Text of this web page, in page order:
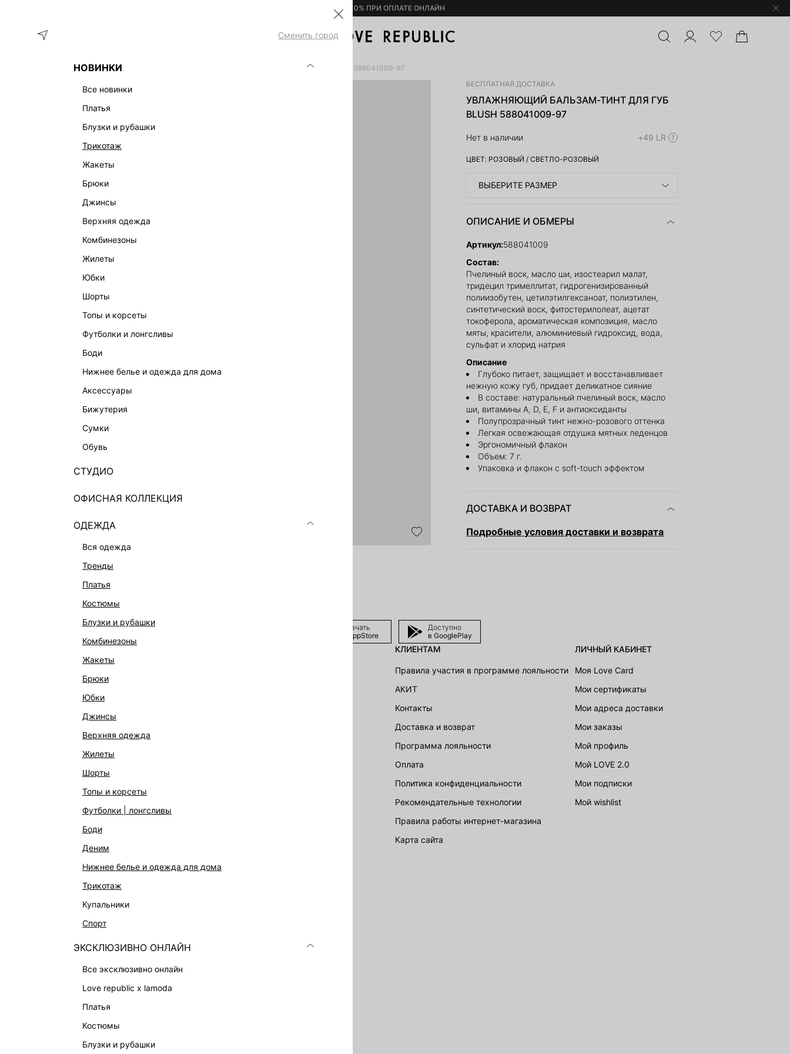
– 10% ПРИ ОПЛАТЕ ОНЛАЙН
Сменить город
НОВИНКИ
все новинки
платья
блузки и рубашки
трикотаж
жакеты
брюки
джинсы
верхняя одежда
комбинезоны
жилеты
юбки
шорты
топы и корсеты
футболки и лонгсливы
боди
нижнее белье и одежда для дома
аксессуары
бижутерия
сумки
обувь
СТУДИО
ОФИСНАЯ КОЛЛЕКЦИЯ
ОДЕЖДА
вся одежда
тренды
платья
костюмы
блузки и рубашки
комбинезоны
жакеты
брюки
юбки
джинсы
верхняя одежда
жилеты
шорты
топы и корсеты
футболки | лонгсливы
боди
деним
нижнее белье и одежда для дома
трикотаж
купальники
спорт
ЭКСКЛЮЗИВНО ОНЛАЙН
все эксклюзивно онлайн
love republic x lamoda
платья
костюмы
блузки и рубашки
ОДЕЖДА
УВЛАЖНЯЮЩИЙ БАЛЬЗАМ-ТИНТ ДЛЯ ГУБ BLUSH 588041009-97
БЕСПЛАТНАЯ ДОСТАВКА
УВЛАЖНЯЮЩИЙ БАЛЬЗАМ-ТИНТ ДЛЯ ГУБ
BLUSH 588041009-97
Нет в наличии +49 LR
ЦВЕТ: РОЗОВЫЙ /СВЕТЛО-РОЗОВЫЙ
ВЫБЕРИТЕ РАЗМЕР
ОПИСАНИЕ И ОБМЕРЫ
Артикул:588041009
Состав:
Пчелиный воск, масло ши, изостеарил малат,
тридецил тримеллитат, гидрогенизированный
полиизобутен, цетилэтилгексаноат, полиэтилен,
синтетический воск, фитостерилолеат, ацетат
токоферола, ароматическая композиция, масло
мяты, красители, алюминиевый гидроксид, вода,
сульфат и хлорид натрия
Описание
Глубоко питает, защищает и восстанавливает
нежную кожу губ, придает деликатное сияние
В составе: натуральный пчелиный воск, масло
ши, витамины A, D, E, F и антиоксиданты
Полупрозрачный тинт нежно-розового оттенка
Легкая освежающая отдушка мятных леденцов
Эргономичный флакон
Объем: 7 г.
Упаковка и флакон с soft-touch эффектом
ДОСТАВКА И ВОЗВРАТ
Подробные условия доставки и возврата
Скачать
в AppStore
Доступно
в GooglePlay
БОХО-ШИК
В ОТТЕНКАХ СЕРОГО
LOVE REPUBLIC MAISON
ДАЙДЖЕСТ
КЛИЕНТАМ
Правила участия в программе лояльности
АКИТ
Контакты
Доставка и возврат
Программа лояльности
Оплата
Политика конфиденциальности
Рекомендательные технологии
Правила работы интернет-магазина
карта сайта
ЛИЧНЫЙ КАБИНЕТ
Моя Love Card
Мои сертификаты
Мои адреса доставки
Мои заказы
Мой профиль
Мой LOVE 2.0
Мои подписки
Мой wishlist